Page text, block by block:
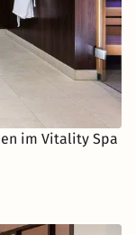
im Vitality Spa